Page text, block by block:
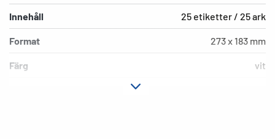
Innehåll 25 etiketter / 25 ark
Format 273 x 183 mm
Färg vit